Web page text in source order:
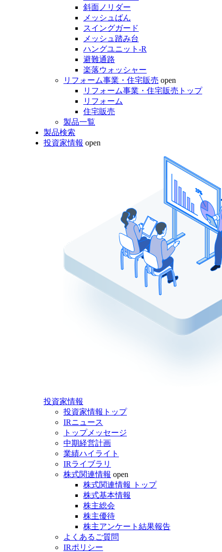
斜面ノリダー
メッシュばん
スイングガード
メッシュ踏み台
ハングユニット-R
避難通路
楽落ウォッシャー
リフォーム事業・住宅販売 open
リフォーム事業・住宅販売トップ
リフォーム
住宅販売
製品一覧
製品検索
投資家情報 open
投資家情報
投資家情報トップ
IRニュース
トップメッセージ
中期経営計画
業績ハイライト
IRライブラリ
株式関連情報 open
株式関連情報 トップ
株式基本情報
株主総会
株主優待
株主アンケート結果報告
よくあるご質問
IRポリシー